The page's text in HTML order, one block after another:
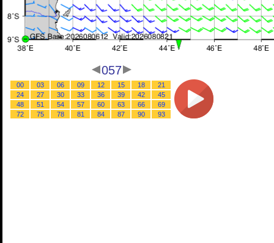
057
00 03 06 09 12 15 18
21
24
27 30 33 36 39 42
45
48
51 54 57 60 63 66
69
72
75 78 81 84 87 90 93